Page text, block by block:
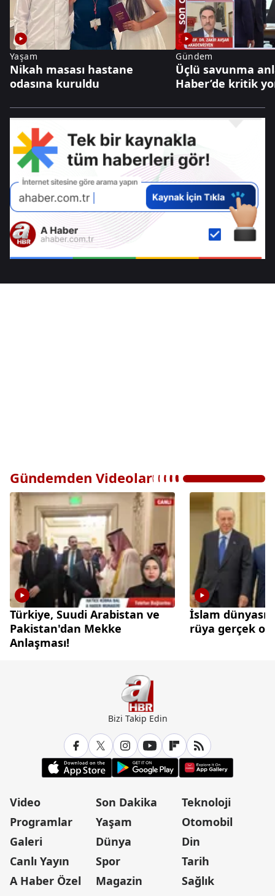
Yaşam
Nikah masası hastane
odasına kuruldu
Gündem
Üçlü savunma
Haber’de kritik
Gündemden Videolar
Türkiye, Suudi Arabistan ve
Pakistan'dan Mekke
Anlaşması!
İslam
rüya gerçek
Bizi Takip Edin
Video
Programlar
Galeri
Canlı Yayın
A Haber Özel
Son Dakika
Yaşam
Dünya
Spor
Magazin
Teknoloji
Otomobil
Din
Tarih
Sağlık